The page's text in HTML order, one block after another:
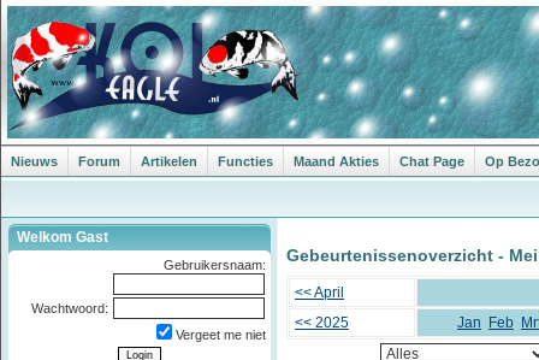
Nieuws Forum Artikelen Functies Maand Akties Chat Page Op
Welkom Gast
Gebruikersnaam:
Wachtwoord:
Vergeet me niet
Gebeurtenissenoverzicht -
<< April
<< 2025
Jan Feb